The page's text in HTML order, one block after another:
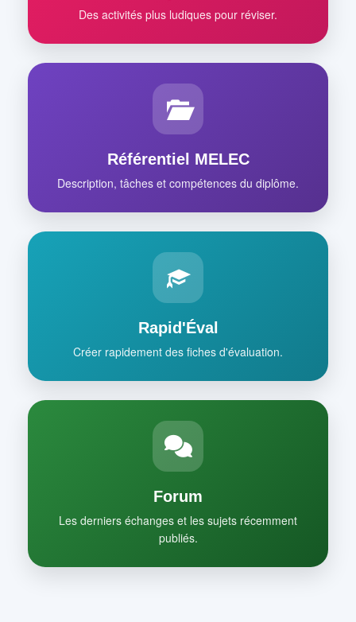
Des activités plus ludiques pour réviser.
Référentiel MELEC
Description, tâches et compétences du diplôme.
Rapid'Éval
Créer rapidement des fiches d'évaluation.
Forum
Les derniers échanges et les sujets récemment
publiés.